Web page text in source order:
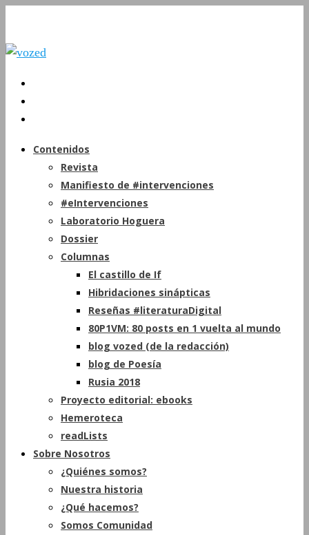
Contenidos
Revista
Manifiesto de #intervenciones
#eIntervenciones
Laboratorio Hoguera
Dossier
Columnas
El castillo de If
Hibridaciones sinápticas
Reseñas #literaturaDigital
80P1VM: 80 posts en 1 vuelta al mundo
blog vozed (de la redacción)
blog de Poesía
Rusia 2018
Proyecto editorial: ebooks
Hemeroteca
readLists
Sobre Nosotros
¿Quiénes somos?
Nuestra historia
¿Qué hacemos?
Somos Comunidad